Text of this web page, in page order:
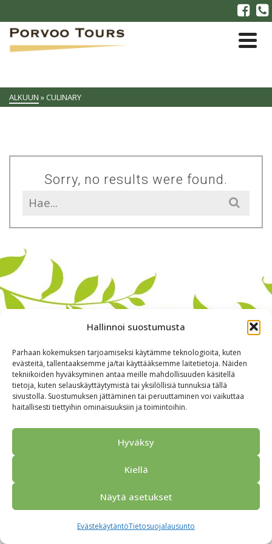
Hallinnoi suostumusta
Parhaan kokemuksen tarjoamiseksi käytämme teknologioita, kuten
evästeitä, tallentaaksemme ja/tai käyttääksemme laitetietoja. Näiden
tekniikoiden hyväksyminen antaa meille mahdollisuuden käsitellä
tietoja, kuten selauskäyttäytymistä tai yksilöllisiä tunnuksia tällä
sivustolla. Suostumuksen jättäminen tai peruuttaminen voi vaikuttaa
haitallisesti tiettyihin ominaisuuksiin ja toimintoihin.
Hyväksy
Kiellä
Näytä asetukset
EvästekäytäntöTietosuojalausunto
ALKUUN » CULINARY
Sorry, no results were found.
Search
for:
Alkuun Ryhmille Kokous & Ohjelmat
Yhteistyökumppanit
Tarjouspyyntö
Anna palautetta
Tietosuojaseloste
© 2026 Porvoo Tours - matkanjärjestäjä / FPW